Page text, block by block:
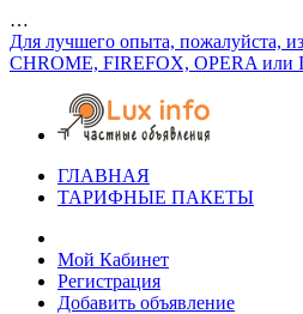
…
Для лучшего опыта, пожалуйста,
CHROME, FIREFOX, OPERA или
ГЛАВНАЯ
ТАРИФНЫЕ ПАКЕТЫ
Мой Кабинет
Регистрация
Добавить объявление